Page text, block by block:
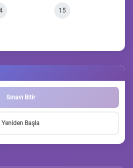
15
Sınavı Bitir
Yeniden Başla